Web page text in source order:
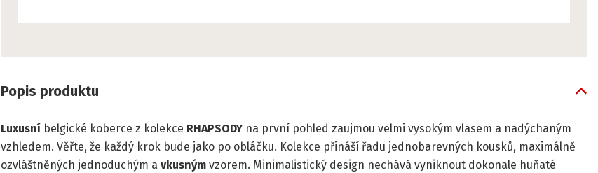
Popis produktu
Luxusní belgické koberce z kolekce RHAPSODY na první pohled zaujmou velmi vysokým vlasem a nadýchaným
vzhledem. Věřte, že každý krok bude jako po obláčku. Kolekce přináší řadu jednobarevných kousků, maximálně
ozvláštněných jednoduchým a vkusným vzorem. Minimalistický design nechává vyniknout dokonale huňaté